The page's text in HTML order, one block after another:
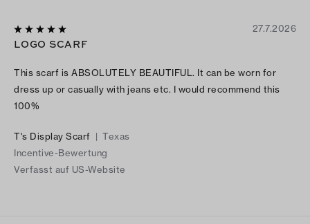
27.7.2026
LOGO SCARF
This scarf is ABSOLUTELY BEAUTIFUL. It can be worn for
dress up or casually with jeans etc. I would recommend this
100%
T's Display Scarf | Texas
Incentive-Bewertung
Verfasst auf US-Website